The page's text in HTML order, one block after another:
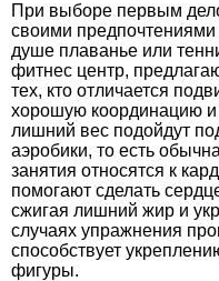
При выборе первым
своими
душе плаванье или
фитнес центр,
тех, кто отличается
хорошую координацию и
лишний вес подойдут
аэробики, то есть
занятия относятся к
помогают сделать
сжигая лишний жир и
случаях упражнения
способствует
фигуры.